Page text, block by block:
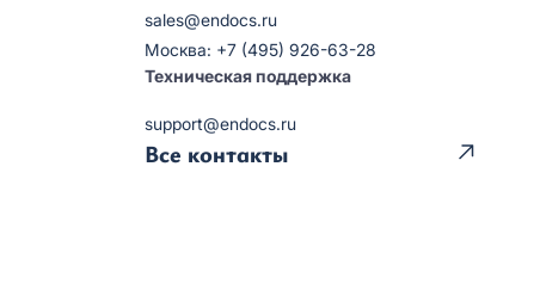
sales@endocs.ru
Москва: +7 (495) 926-63-28
Техническая поддержка
support@endocs.ru
Все контакты